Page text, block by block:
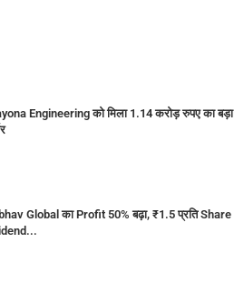
Engineering को मिला 1.14 करोड़ रुपए का बड़ा
Global का Profit 50% बढ़ा, ₹1.5 प्रति Share